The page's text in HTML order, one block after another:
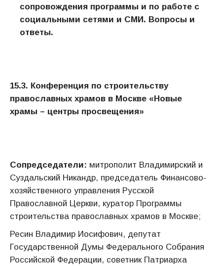
сопровождения программы и по работе с
социальными сетями и СМИ. Вопросы и
ответы.
15.3. Конференция по строительству
православных храмов в Москве «Новые
храмы – центры просвещения»
Сопредседатели: митрополит Владимирский и
Суздальский Никандр, председатель Финансово-
хозяйственного управления Русской
Православной Церкви, куратор Программы
строительства православных храмов в Москве;
Ресин Владимир Иосифович, депутат
Государственной Думы Федерального Собрания
Российской Федерации, советник Патриарха